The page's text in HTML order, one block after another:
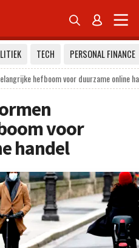
 
TECH
PERSONAL FINANCE
hefboom voor duurzame online
voor
handel